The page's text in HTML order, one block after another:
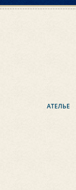
АТЕЛЬЕ